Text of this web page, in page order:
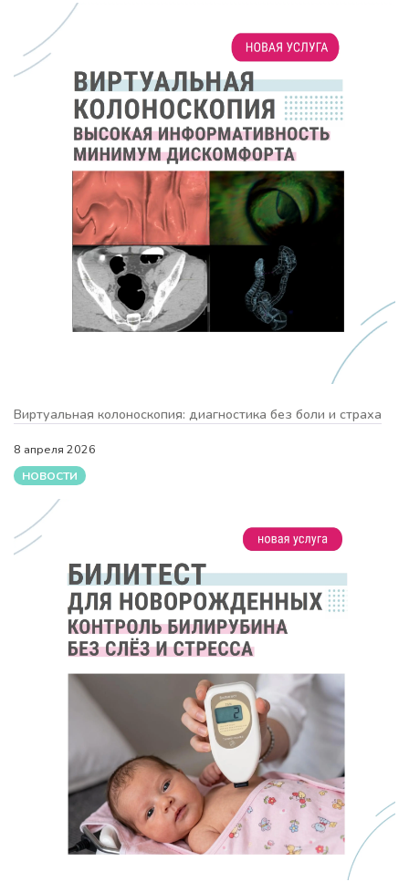
Виртуальная колоноскопия: диагностика без боли и страха
8 апреля 2026
НОВОСТИ